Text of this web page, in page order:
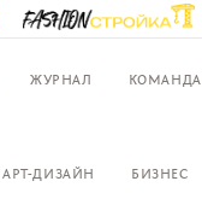
ЖУРНАЛ КОМАНДА
АРТ-ДИЗАЙН БИЗНЕС